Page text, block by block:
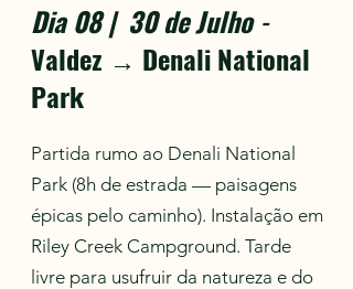
Dia 08 | 30 de Julho-
Valdez → Denali National
Park
Partida rumo ao Denali National
Park (8h de estrada — paisagens
épicas pelo caminho). Instalação em
Riley Creek Campground. Tarde
livre para usufruir da natureza e do